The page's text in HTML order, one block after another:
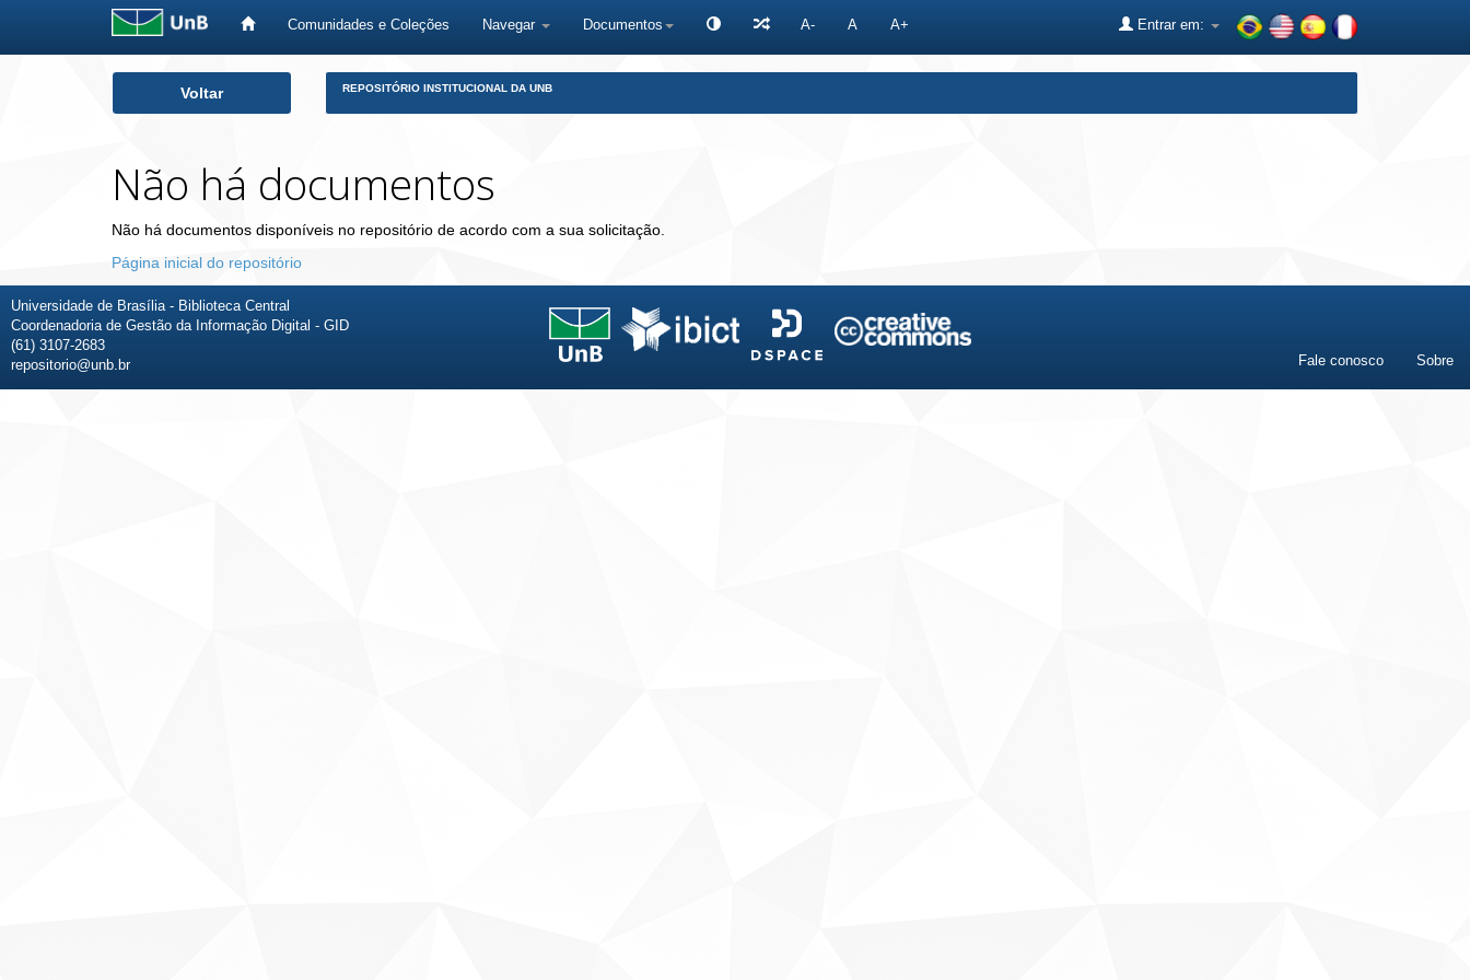
Comunidades e Coleções Navegar Documentos A- A A+ Entrar em:
Voltar REPOSITÓRIO INSTITUCIONAL DA UNB
Não há documentos
Não há documentos disponíveis no repositório de acordo com a sua solicitação.
Página inicial do repositório
Universidade de Brasília - Biblioteca Central
Coordenadoria de Gestão da Informação Digital - GID
(61) 3107-2683
repositorio@unb.br
Fale conosco Sobre